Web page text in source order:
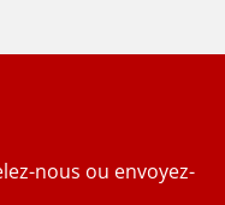
nous ou envoyez-